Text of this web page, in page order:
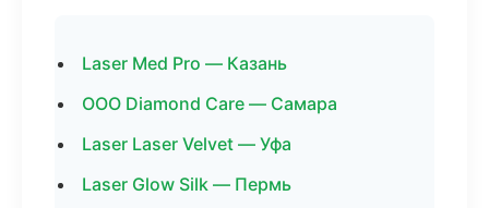
Laser Med Pro — Казань
ООО Diamond Care — Самара
Laser Laser Velvet — Уфа
Laser Glow Silk — Пермь